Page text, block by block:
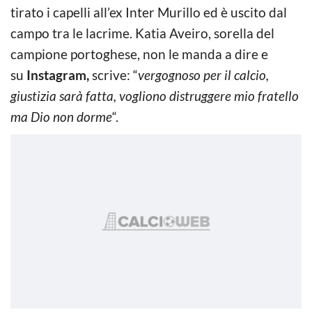
tirato i capelli all’ex Inter Murillo ed è uscito dal
campo tra le lacrime. Katia Aveiro, sorella del
campione portoghese, non le manda a dire e
su Instagram,scrive: “vergognoso per il calcio,
giustizia sarà fatta, vogliono distruggere mio fratello
ma Dio non dorme“.